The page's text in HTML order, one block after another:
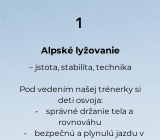
1
Alpské lyžovanie
– jstota, stabilita, technika
Pod vedením našej trénerky si
deti osvoja:
• správné držanie tela a
rovnováhu
• bezpečnú a plynulú jazdu v